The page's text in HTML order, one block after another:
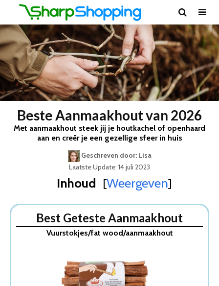
Beste Aanmaakhout van 2026
Met aanmaakhout steek jij je houtkachel of openhaard
aan en creër je een gezellige sfeer in huis
Geschreven door: Lisa
Laatste Update: 14 juli 2023
Inhoud [Weergeven]
1. Vuurstokjes/fat wood/aanmaakhout
2. Aanmaakhout 12,5kg
5. Esschert – Aanmaakhout gemengd
Wat is de beste Aanmaakhout van 2026
Best Geteste Aanmaakhout
Vuurstokjes/fat wood/aanmaakhout